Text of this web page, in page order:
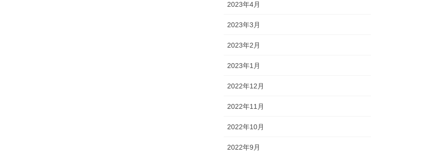
2023年4月
2023年3月
2023年2月
2023年1月
2022年12月
2022年11月
2022年10月
2022年9月